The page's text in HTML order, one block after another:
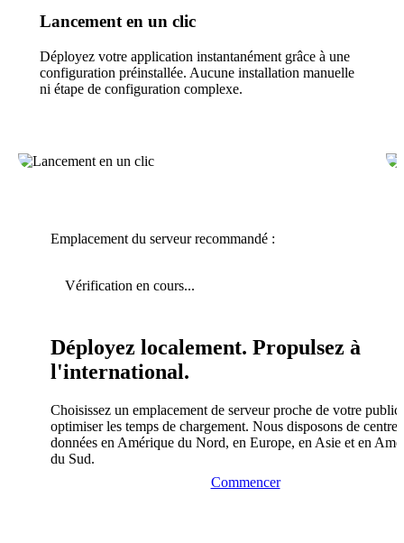
Lancement en un clic
Déployez votre application instantanément grâce à une
configuration préinstallée. Aucune installation manuelle
ni étape de configuration complexe.
Emplacement du serveur recommandé :
Vérification en cours...
Déployez localement. Propulsez à
l'international.
Choisissez un emplacement de serveur proche de votre
optimiser les temps de chargement. Nous disposons de
données en Amérique du Nord, en Europe, en Asie et en
du Sud.
Commencer